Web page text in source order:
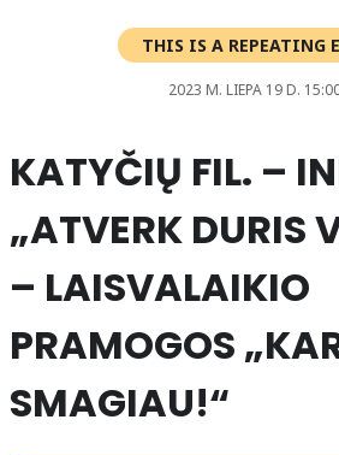
THIS IS A REPEATING
2023 M. LIEPA 19 D.
KATYČIŲ FIL. –
„ATVERK DURIS
– LAISVALAIKIO
PRAMOGOS
SMAGIAU!“